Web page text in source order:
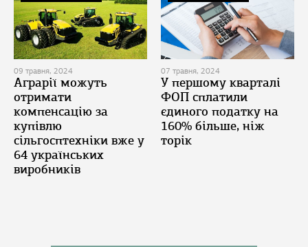
09 травня, 2024
Аграрії можуть
отримати
компенсацію за
купівлю
сільгосптехніки вже у
64 українських
виробників
07 травня, 2024
У першому кварталі
ФОП сплатили
єдиного податку на
160% більше, ніж
торік